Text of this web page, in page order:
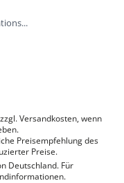
Versandkosten, wenn
Preisempfehlung des
Preise.
Deutschland. Für